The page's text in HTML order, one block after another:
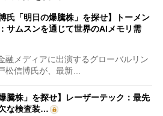
氏「明日の爆騰株」を探せ】トーメン
サムスンを通じて世界のAIメモリ需
メディアに出演するグローバルリン
松信博氏が、最新…
騰株」を探せ】レーザーテック：最先
な検査装…